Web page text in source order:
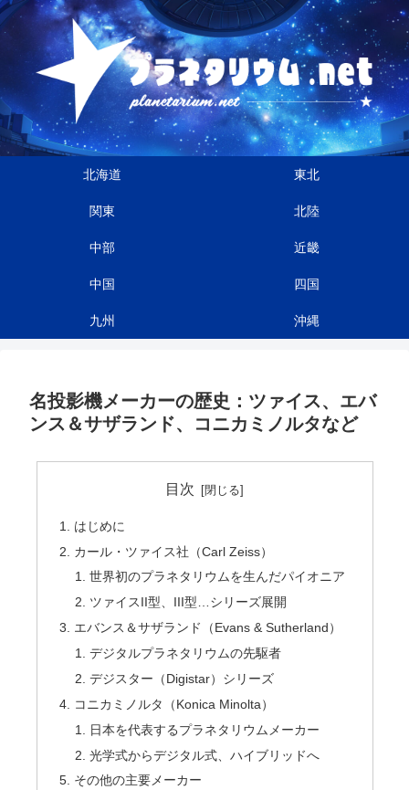
北海道 東北
関東 北陸
中部 近畿
中国 四国
九州 沖縄
名投影機メーカーの歴史：ツァイス、エバ
ンス＆サザランド、コニカミノルタなど
目次
はじめに
カール・ツァイス社（Carl Zeiss）
世界初のプラネタリウムを生んだパイオニア
ツァイスII型、III型…シリーズ展開
エバンス＆サザランド（Evans & Sutherland）
デジタルプラネタリウムの先駆者
デジスター（Digistar）シリーズ
コニカミノルタ（Konica Minolta）
日本を代表するプラネタリウムメーカー
光学式からデジタル式、ハイブリッドへ
その他の主要メーカー